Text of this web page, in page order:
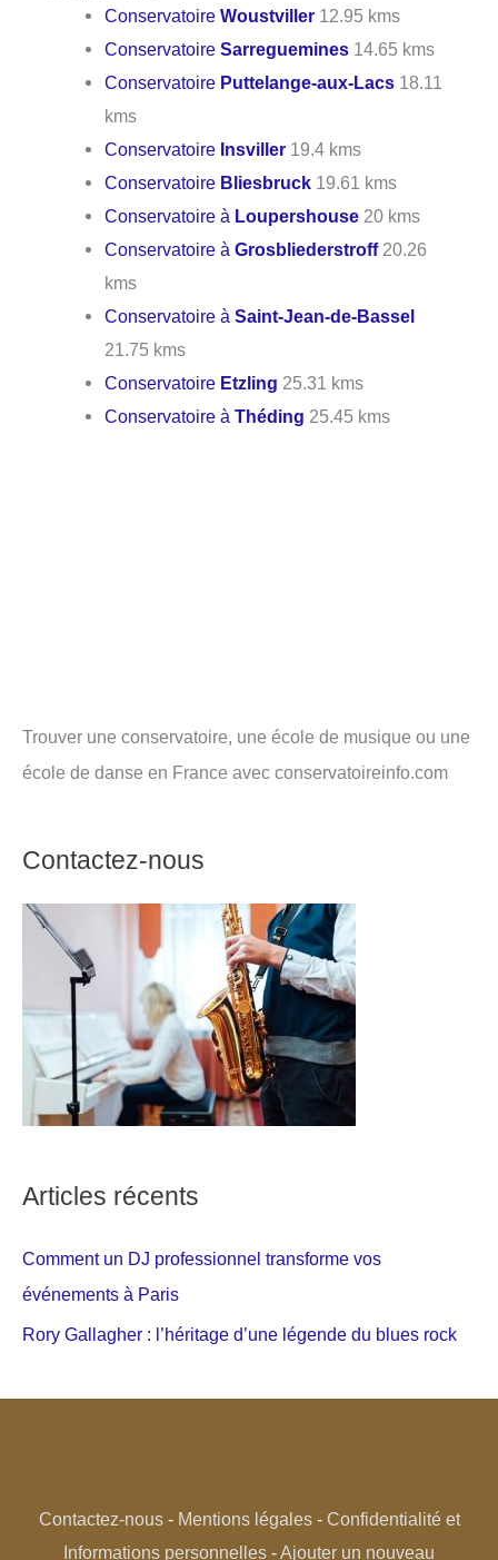
ConservatoireWoustviller 12.95 kms
ConservatoireSarreguemines 14.65 kms
Conservatoire Puttelange-aux-Lacs 18.11
kms
Conservatoire Insviller 19.4 kms
Conservatoire Bliesbruck 19.61 kms
Conservatoire à Loupershouse 20 kms
Conservatoire àGrosbliederstroff20.26
kms
Conservatoire àSaint-Jean-de-Bassel
21.75 kms
Conservatoire Etzling 25.31 kms
Conservatoire àThéding 25.45 kms
Trouver une conservatoire, une école de musique ou une
école de danse en France avec conservatoireinfo.com
Contactez-nous
Articles récents
Comment un DJ professionnel transforme vos
événements à Paris
Rory Gallagher : l’héritage d’une légende du blues rock
Contactez-nous- Mentions légales- Confidentialité et
Informations personnelles -Ajouter un nouveau